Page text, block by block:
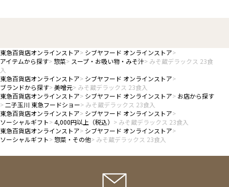
東急百貨店オンラインストア
シブヤフード オンラインストア
アイテムから探す
惣菜 スープ・お吸い物・みそ汁
みそ蔵デラックス 23食
入
東急百貨店オンラインストア
シブヤフード オンラインストア
ブランドから探す 美噌元
みそ蔵デラックス 23食入
東急百貨店オンラインストア
シブヤフード オンラインストア
お店から探す
二子玉川 東急フードショー
みそ蔵デラックス 23食入
東急百貨店オンラインストア
シブヤフード オンラインストア
ソーシャルギフト
4,000円以上（税込）
みそ蔵デラックス 23食入
東急百貨店オンラインストア
シブヤフード オンラインストア
ソーシャルギフト
惣菜・その他 みそ蔵デラックス 23食入